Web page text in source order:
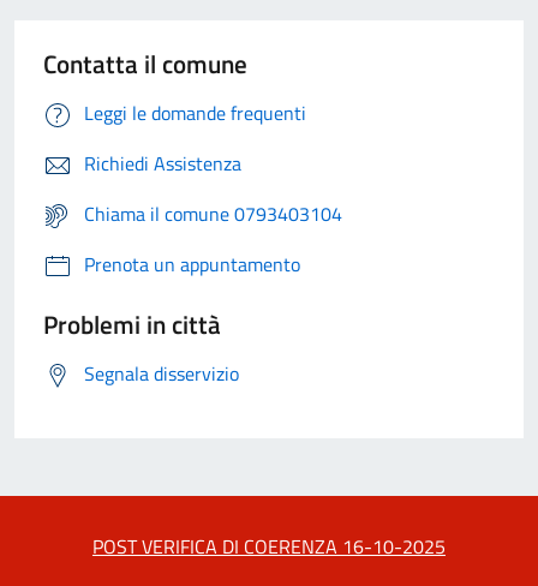
Contatta il comune
Leggi le domande frequenti
Richiedi Assistenza
Chiama il comune 0793403104
Prenota un appuntamento
Problemi in città
Segnala disservizio
POST VERIFICA DI COERENZA 16-10-2025